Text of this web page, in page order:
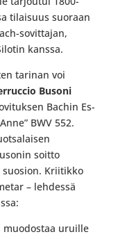
tilaisuus suoraan
sovittajan,
kanssa.
tarinan voi
Busoni
Bachin Es-
BWV 552.
soitto
Kriitikko
– lehdessä
muodostaa uruille